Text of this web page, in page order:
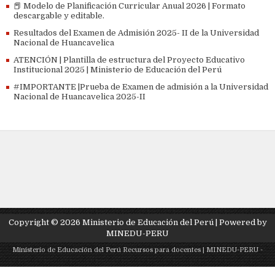
📕 Modelo de Planificación Curricular Anual 2026 | Formato
descargable y editable.
Resultados del Examen de Admisión 2025- II de la Universidad
Nacional de Huancavelica
ATENCIÓN | Plantilla de estructura del Proyecto Educativo
Institucional 2025 | Ministerio de Educación del Perú
#IMPORTANTE |Prueba de Examen de admisión a la Universidad
Nacional de Huancavelica 2025-II
Copyright © 2026 Ministerio de Educación del Perú
| Powered by
MINEDU-PERU
Ministerio de Educación del Perú Recursos para docentes | MINEDU-PERU -